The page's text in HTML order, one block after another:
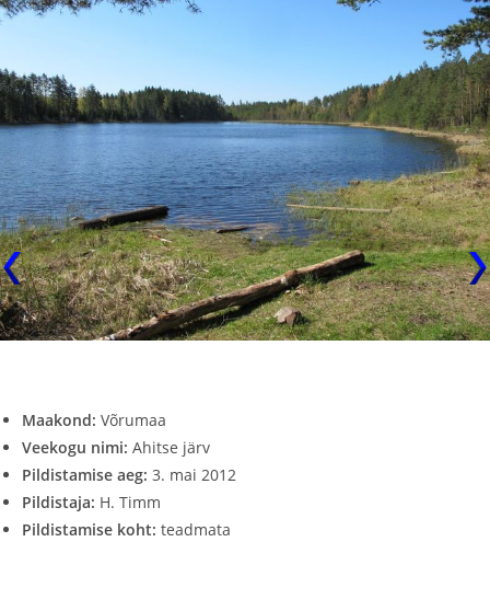
Maakond: Võrumaa
Veekogu nimi: Ahitse järv
Pildistamise aeg: 3. mai 2012
Pildistaja: H. Timm
Pildistamise koht: teadmata